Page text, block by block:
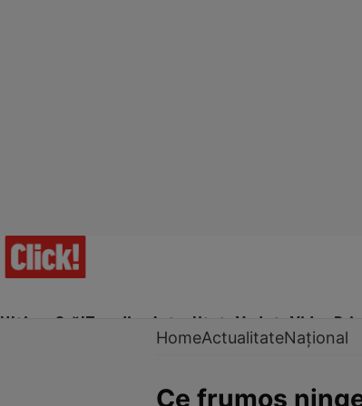
Ultima Oră!Trending Actualitate Vedete Video
HomeActualitateNațional
Ce frumos